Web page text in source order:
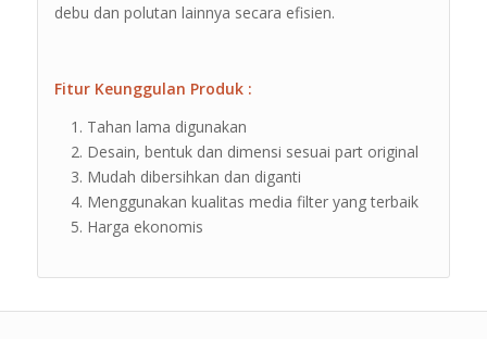
debu dan polutan lainnya secara efisien.
Fitur Keunggulan Produk :
Tahan lama digunakan
Desain, bentuk dan dimensi sesuai part original
Mudah dibersihkan dan diganti
Menggunakan kualitas media filter yang terbaik
Harga ekonomis